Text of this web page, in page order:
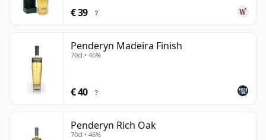
€ 39 ?
Penderyn Madeira Finish
70cl • 46%
€ 40 ?
Penderyn Rich Oak
70cl • 46%